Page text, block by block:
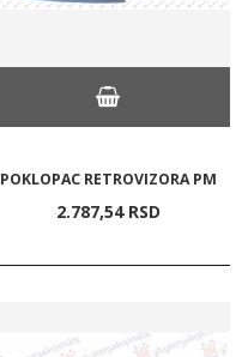
POKLOPAC RETROVIZORA PM
2.787,54 RSD